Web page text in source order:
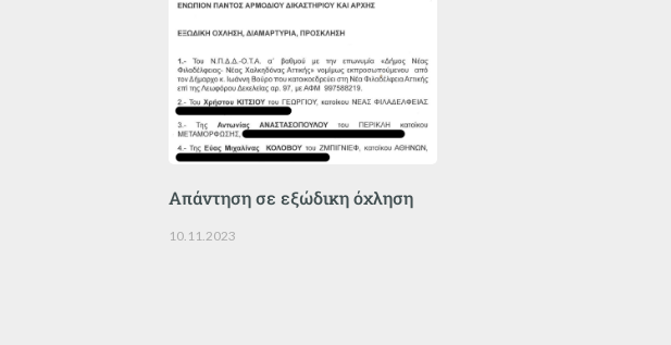
Απάντηση σε εξώδικη όχληση
10.11.2023